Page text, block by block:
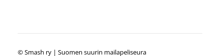
©Smash ry | Suomen suurin mailapeliseura